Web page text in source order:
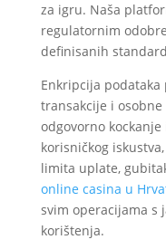
za igru. Naša
regulatornim
definisanih
Enkripcija podataka
transakcije i
odgovorno
korisničkog
limita uplate,
online casina u
svim operacijama s
korištenja.